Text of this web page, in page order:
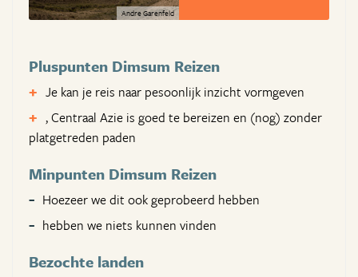
Andre Garenfeld
Pluspunten Dimsum Reizen
Je kan je reis naar pesoonlijk inzicht vormgeven
, Centraal Azie is goed te bereizen en (nog) zonder
platgetreden paden
Minpunten Dimsum Reizen
Hoezeer we dit ook geprobeerd hebben
hebben we niets kunnen vinden
Bezochte landen